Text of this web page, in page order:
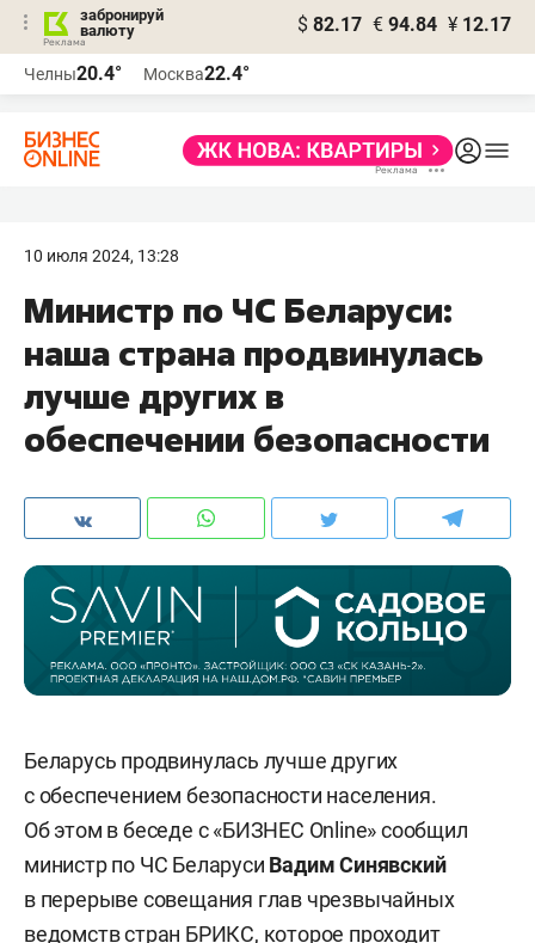
забронируй
валюту
$ 82.17 € 94.84 ¥ 12.17
Челны20.4° Москва22.4°
10 июля 2024, 13:28
Министр по ЧС Беларуси:
наша страна продвинулась
лучше других в
обеспечении безопасности
Беларусь продвинулась лучше других
с обеспечением безопасности населения.
Об этом в беседе с «БИЗНЕС Online» сообщил
министр по ЧС Беларуси Вадим Синявский
в перерыве совещания глав чрезвычайных
ведомств стран БРИКС, которое проходит